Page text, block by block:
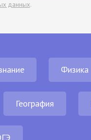
данных.
Физика
География